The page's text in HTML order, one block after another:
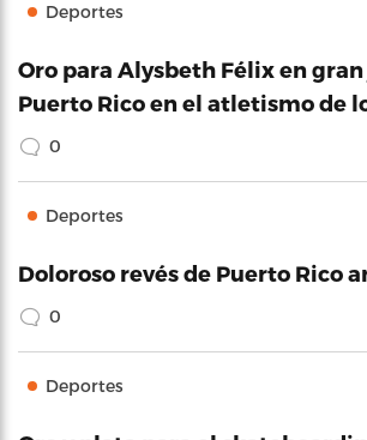
Deportes
Oro para Alysbeth Félix en
Puerto Rico en el atletismo de
0
Deportes
Doloroso revés de Puerto Rico
0
Deportes